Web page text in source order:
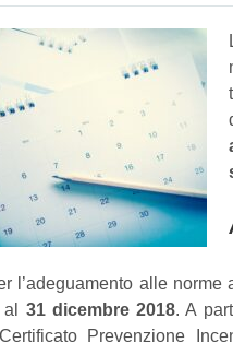
l’adeguamento alle
31 dicembre 2018. A
Prevenzione